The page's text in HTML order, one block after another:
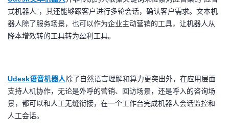
式机器人”，其还能够跟客户进行多轮会话，确认客户需求。文本机
器人除了服务场景，也可以作为企业主动营销的工具，让机器人从
降本增效转的工具转为盈利工具。
Udesk语音机器人除了自然语言理解和算力更突出外，在应用层面
支持人机协作，无论是外呼的营销、回访场景，还是呼入的咨询场
景，都可以和人工无缝衔接，在一个工作台完成机器人会话监控和
人工会话。